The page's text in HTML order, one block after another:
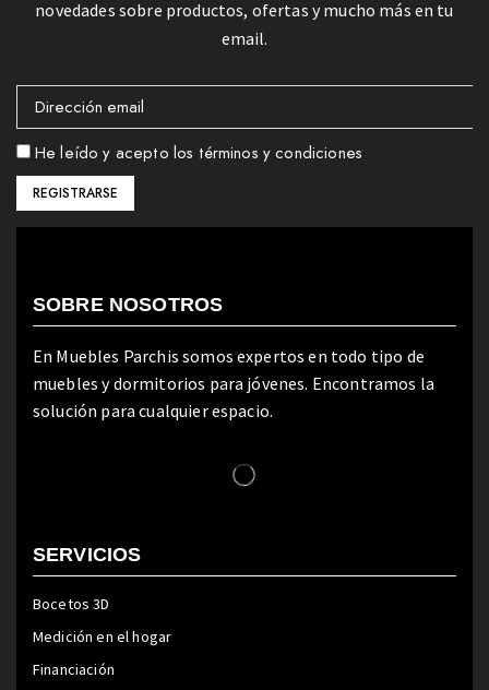
novedades sobre productos, ofertas y mucho más en tu
email.
He leído y acepto los términos y condiciones
SOBRE NOSOTROS
En Muebles Parchis somos expertos en todo tipo de
muebles y dormitorios para jóvenes. Encontramos la
solución para cualquier espacio.
SERVICIOS
Bocetos 3D
Medición en el hogar
Financiación